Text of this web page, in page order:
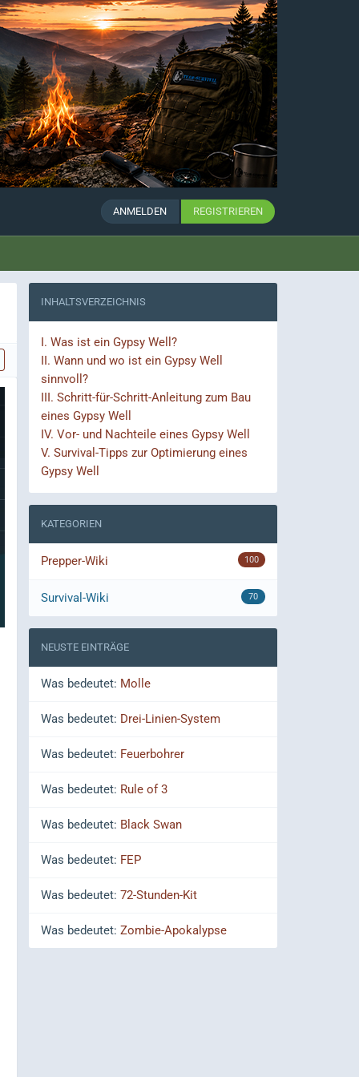
ANMELDEN REGISTRIEREN
INHALTSVERZEICHNIS
I. Was ist ein Gypsy Well?
II. Wann und wo ist ein Gypsy Well
sinnvoll?
III. Schritt-für-Schritt-Anleitung zum Bau
eines Gypsy Well
IV. Vor- und Nachteile eines Gypsy Well
V. Survival-Tipps zur Optimierung eines
Gypsy Well
KATEGORIEN
Prepper-Wiki 100
Survival-Wiki 70
NEUSTE EINTRÄGE
Was bedeutet: Molle
Was bedeutet: Drei-Linien-System
Was bedeutet: Feuerbohrer
Was bedeutet: Rule of 3
Was bedeutet: Black Swan
Was bedeutet: FEP
Was bedeutet: 72-Stunden-Kit
Was bedeutet: Zombie-Apokalypse